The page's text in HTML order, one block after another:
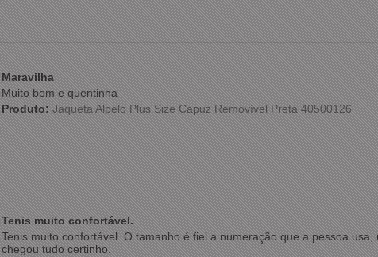
Maravilha
Muito bom e quentinha
Produto:Jaqueta Alpelo Plus Size Capuz Removível Preta 40500126
Tenis muito confortável.
Tenis muito confortável. O tamanho é fiel a numeração que a pessoa
chegou tudo certinho.